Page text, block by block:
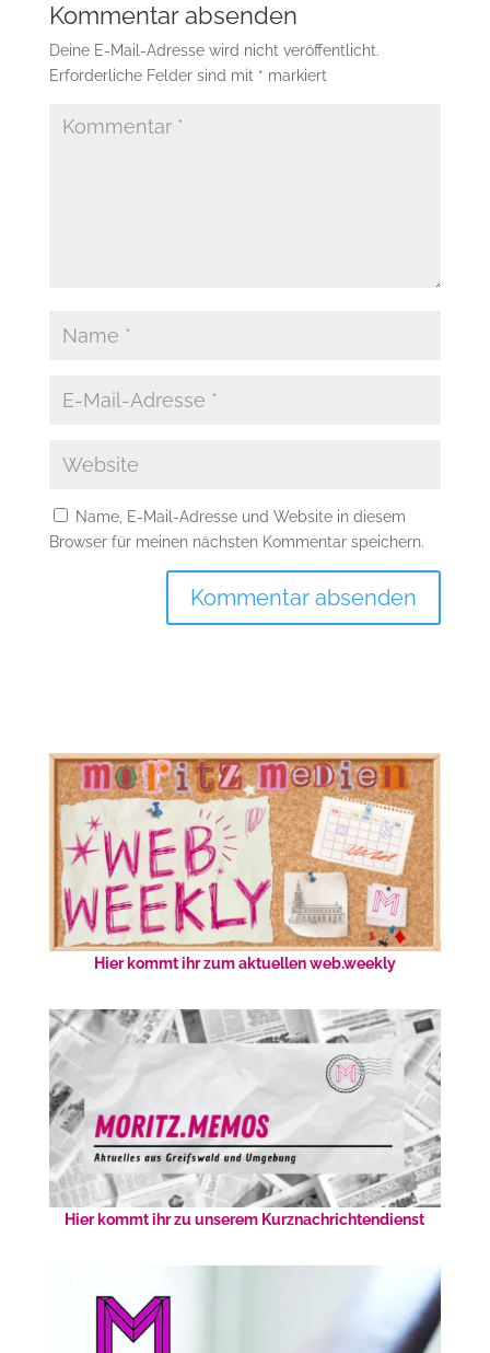
Kommentar absenden
Deine E-Mail-Adresse wird nicht veröffentlicht.
Erforderliche Felder sind mit * markiert
Name, E-Mail-Adresse und Website in diesem
Browser für meinen nächsten Kommentar speichern.
Hier kommt ihr zum aktuellen web.weekly
Hier kommt ihr zu unserem Kurznachrichtendienst